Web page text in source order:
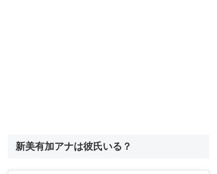
新美有加アナは彼氏いる？